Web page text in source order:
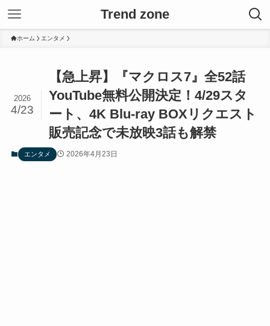
Trend zone
ホーム エンタメ
【急上昇】『マクロス7』全52話
YouTube無料公開決定！4/29スタ
ート、4K Blu-ray BOXリクエスト
販売記念で未放映3話も解禁
2026
4/23
エンタメ 2026年4月23日